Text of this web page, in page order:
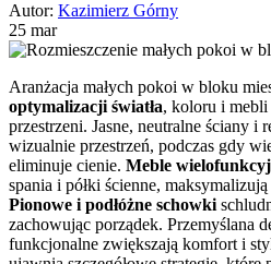
Autor: Kazimierz Górny
25 mar
Aranżacja małych pokoi w bloku
optymalizacji światła, koloru i
przestrzeni. Jasne, neutralne ściany i
wizualnie przestrzeń, podczas gdy
eliminuje cienie. Meble
spania i półki ścienne,
Pionowe i podłóżne schowki
zachowując porządek. Przemyślana
funkcjonalne zwiększają komfort i